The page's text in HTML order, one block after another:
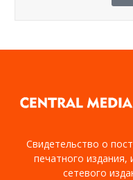
Свидетельство о
печатного
сетевого